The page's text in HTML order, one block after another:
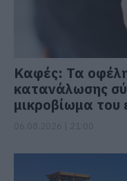
Καφές: Τα
κατανάλωσης
μικροβίωμα του